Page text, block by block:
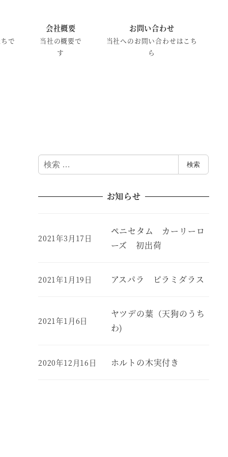
で
会社概要
当社の概要で
す
お問い合わせ
当社へのお問い合わせはこち
ら
検
索
検索
お知らせ
ペニセタム カーリーロ
ーズ 初出荷
2021年3月17日
アスパラ ピラミダラス
2021年1月19日
ヤツデの葉（天狗のうち
わ)
2021年1月6日
ホルトの木実付き
2020年12月16日